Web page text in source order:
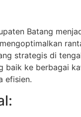
Batang
strategis di
baik ke berbagai
efisien.